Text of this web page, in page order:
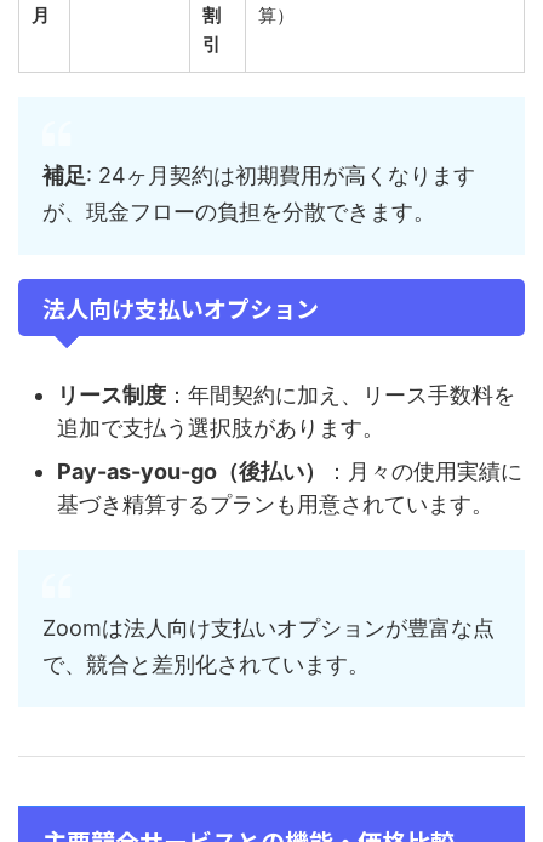
月
割
引
算）
補足: 24ヶ月契約は初期費用が高くなります
が、現金フローの負担を分散できます。
法人向け支払いオプション
リース制度 ：年間契約に加え、リース手数料を
追加で支払う選択肢があります。
Pay-as-you-go（後払い）
：月々の使用実績に
基づき精算するプランも用意されています。
Zoomは法人向け支払いオプションが豊富な点
で、競合と差別化されています。